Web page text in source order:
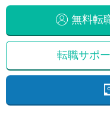
無料転
転職サポ